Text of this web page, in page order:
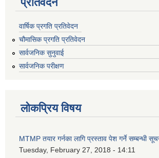
वार्षिक प्रगति प्रतिवेदन
चौमासिक प्रगति प्रतिवेदन
सार्वजनिक सुनुवाई
सार्वजनिक परीक्षण
लोकप्रिय विषय
MTMP तयार गर्नका लागि प्रस्ताव पेश गर्ने सम्बन्धी
Tuesday, February 27, 2018 - 14:11